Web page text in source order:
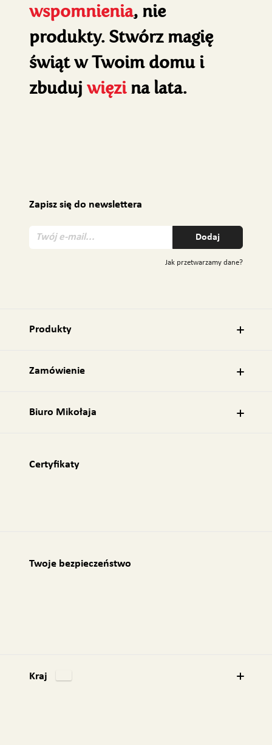
wspomnienia, nie
produkty. Stwórz magię
świąt w Twoim domu i
zbuduj więzina lata.
Zapisz się do newslettera
Dodaj
Jak przetwarzamy dane?
Produkty
Zamówienie
Biuro Mikołaja
Certyfikaty
Twoje bezpieczeństwo
Kraj